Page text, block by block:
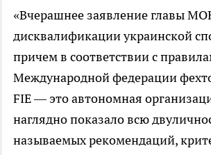
«Вчерашнее заявление главы
дисквалификации украинской
причем в соответствии с
Международной федерации
FIE — это автономная
наглядно показало всю
называемых рекомендаций,